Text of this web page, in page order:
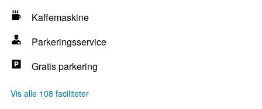
Kaffemaskine
Parkeringsservice
Gratis parkering
Vis alle 108 faciliteter